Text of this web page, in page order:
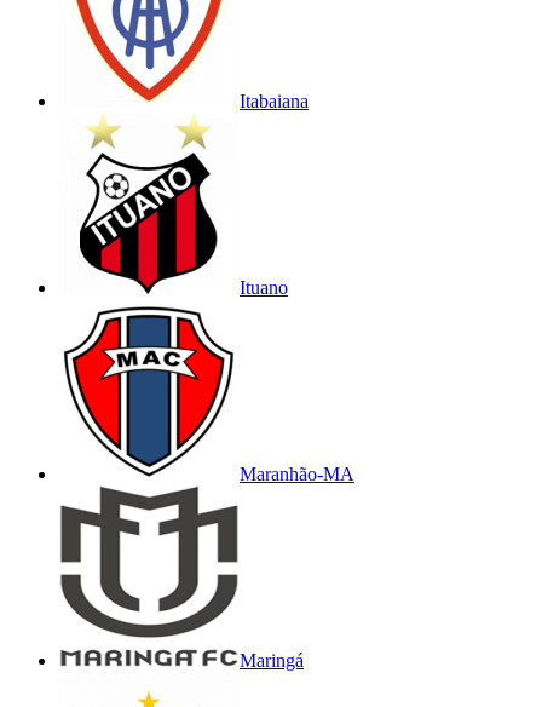
Itabaiana
Ituano
Maranhão-MA
Maringá